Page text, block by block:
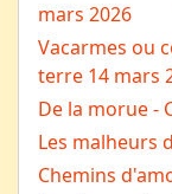
mars 2026
Vacarmes ou
terre 14 mars
De la morue -
Les malheurs
Chemins